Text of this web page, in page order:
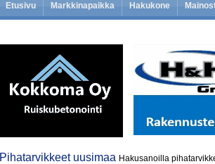
Etusivu Markkinapaikka Hakukone
Pihatarvikkeet uusimaa Hakusanoilla